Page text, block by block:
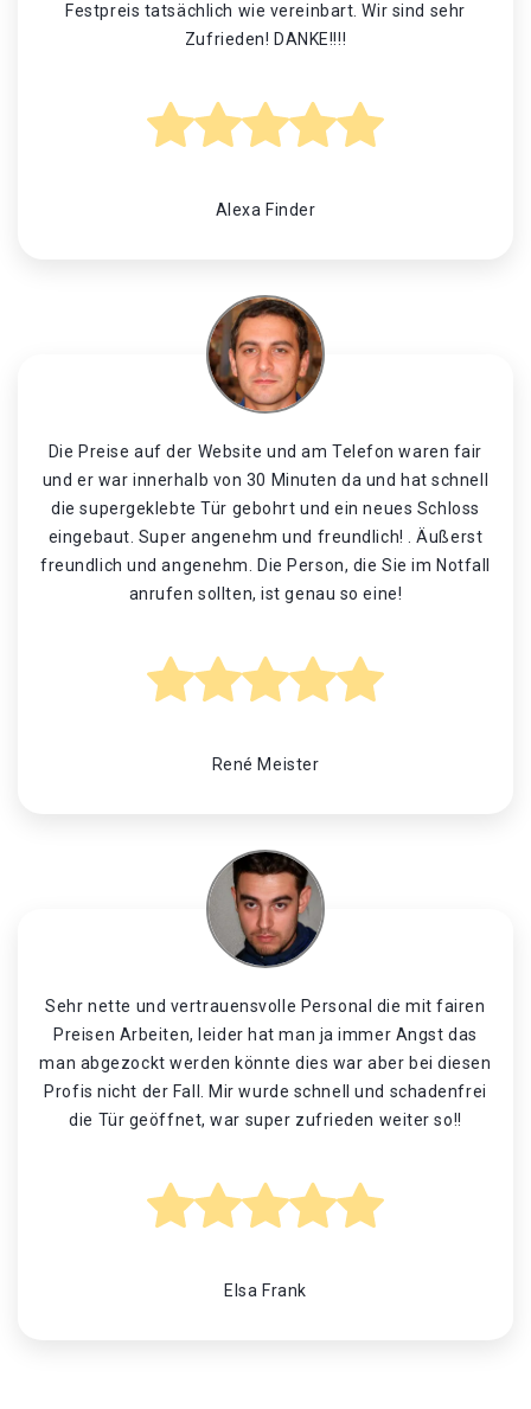
Festpreis tatsächlich wie vereinbart. Wir sind sehr
Zufrieden! DANKE!!!!
Alexa Finder
Die Preise auf der Website und am Telefon waren fair
und er war innerhalb von 30 Minuten da und hat schnell
die supergeklebte Tür gebohrt und ein neues Schloss
eingebaut. Super angenehm und freundlich! . Äußerst
freundlich und angenehm. Die Person, die Sie im Notfall
anrufen sollten, ist genau so eine!
René Meister
Sehr nette und vertrauensvolle Personal die mit fairen
Preisen Arbeiten, leider hat man ja immer Angst das
man abgezockt werden könnte dies war aber bei diesen
Profis nicht der Fall. Mir wurde schnell und schadenfrei
die Tür geöffnet, war super zufrieden weiter so!!
Elsa Frank